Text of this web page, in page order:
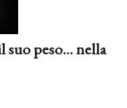
suo peso… nella